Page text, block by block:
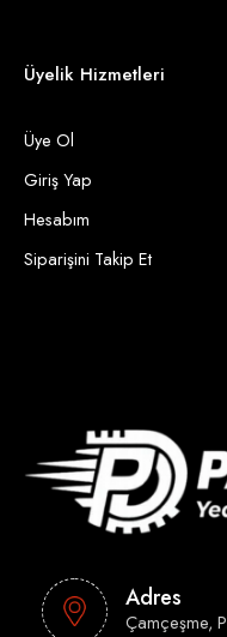
Üyelik Hizmetleri
Üye Ol
Giriş Yap
Hesabım
Siparişini Takip Et
Adres
Çamçeşme,